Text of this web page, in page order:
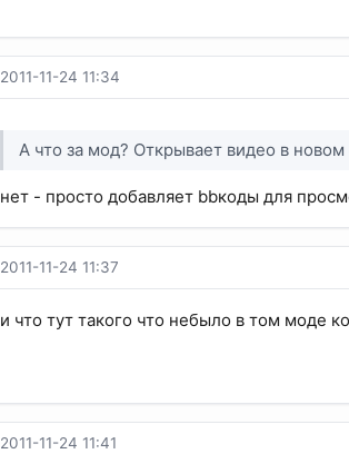
2011-11-24 11:34
А что за мод? Открывает видео в
нет - просто добавляет bbкоды для
2011-11-24 11:37
и что тут такого что небыло в том моде
2011-11-24 11:41